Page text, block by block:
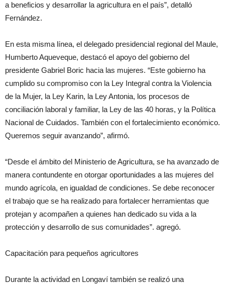
a beneficios y desarrollar la agricultura en el país”, detalló
Fernández.
En esta misma línea, el delegado presidencial regional del Maule,
Humberto Aqueveque, destacó el apoyo del gobierno del
presidente Gabriel Boric hacia las mujeres. “Este gobierno ha
cumplido su compromiso con la Ley Integral contra la Violencia
de la Mujer, la Ley Karin, la Ley Antonia, los procesos de
conciliación laboral y familiar, la Ley de las 40 horas, y la Política
Nacional de Cuidados. También con el fortalecimiento económico.
Queremos seguir avanzando”, afirmó.
“Desde el ámbito del Ministerio de Agricultura, se ha avanzado de
manera contundente en otorgar oportunidades a las mujeres del
mundo agrícola, en igualdad de condiciones. Se debe reconocer
el trabajo que se ha realizado para fortalecer herramientas que
protejan y acompañen a quienes han dedicado su vida a la
protección y desarrollo de sus comunidades”. agregó.
Capacitación para pequeños agricultores
Durante la actividad en Longaví también se realizó una